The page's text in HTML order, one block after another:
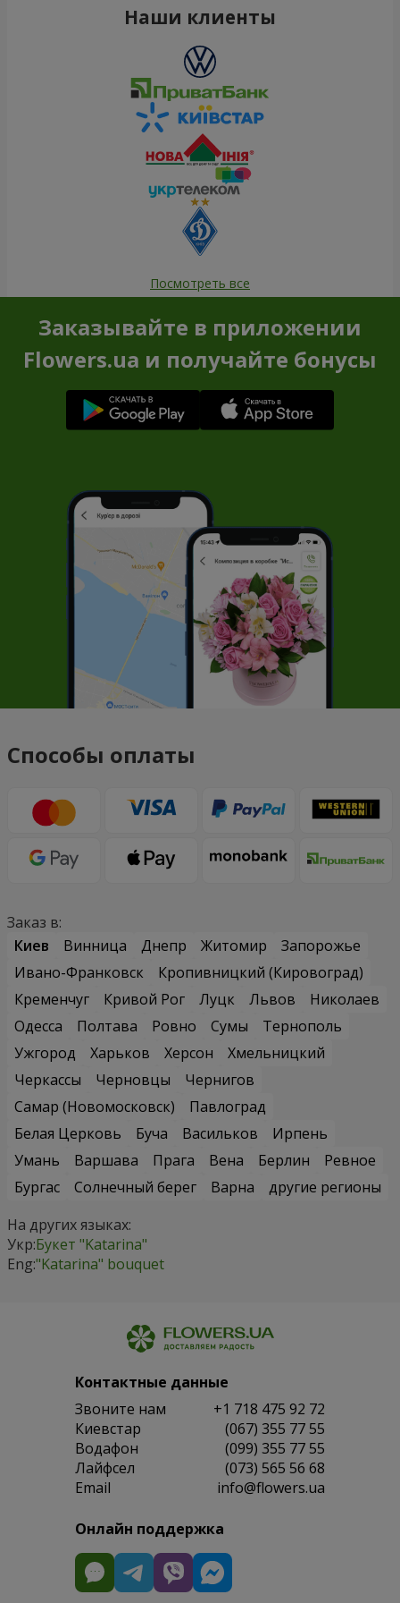
Наши клиенты
Посмотреть все
Заказывайте в приложении
Flowers.ua и получайте бонусы
Способы оплаты
Заказ в:
Киев
Винница Днепр Житомир
Запорожье
Ивано-Франковск
Кропивницкий (Кировоград)
Кременчуг
Кривой Рог Луцк Львов
Николаев
Одесса
Полтава Ровно Сумы
Тернополь
Ужгород
Харьков Херсон
Хмельницкий
Черкассы
Черновцы
Чернигов
Самар (Новомосковск)
Павлоград
Белая Церковь
Буча Васильков
Ирпень
Умань
Варшава Прага Вена Берлин
Ревное
Бургас
Солнечный берег Варна
другие регионы
На других языках:
Укр:Букет "Katarina"
Eng:"Katarina" bouquet
Контактные данные
Звоните нам
+1 718 475 92 72
Киевстар
(067) 355 77 55
Водафон
(099) 355 77 55
Лайфсел
(073) 565 56 68
Email
info@flowers.ua
Онлайн поддержка